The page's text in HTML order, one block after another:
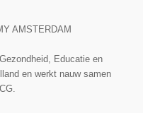
AMSTERDAM
Educatie en
en werkt nauw samen